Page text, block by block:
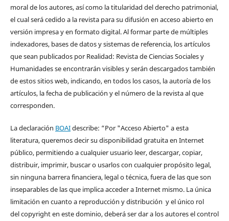
moral de los autores, así como la titularidad del derecho patrimonial,
el cual será cedido a la revista para su difusión en acceso abierto en
versión impresa y en formato digital. Al formar parte de múltiples
indexadores, bases de datos y sistemas de referencia, los artículos
que sean publicados por Realidad: Revista de Ciencias Sociales y
Humanidades se encontrarán visibles y serán descargados también
de estos sitios web, indicando, en todos los casos, la autoría de los
artículos, la fecha de publicación y el número de la revista al que
corresponden.
La declaración BOAIdescribe: “Por "Acceso Abierto" a esta
literatura, queremos decir su disponibilidad gratuita en Internet
público, permitiendo a cualquier usuario leer, descargar, copiar,
distribuir, imprimir, buscar o usarlos con cualquier propósito legal,
sin ninguna barrera financiera, legal o técnica, fuera de las que son
inseparables de las que implica acceder a Internet mismo. La única
limitación en cuanto a reproducción y distribución y el único rol
del copyright en este dominio, deberá ser dar a los autores el control